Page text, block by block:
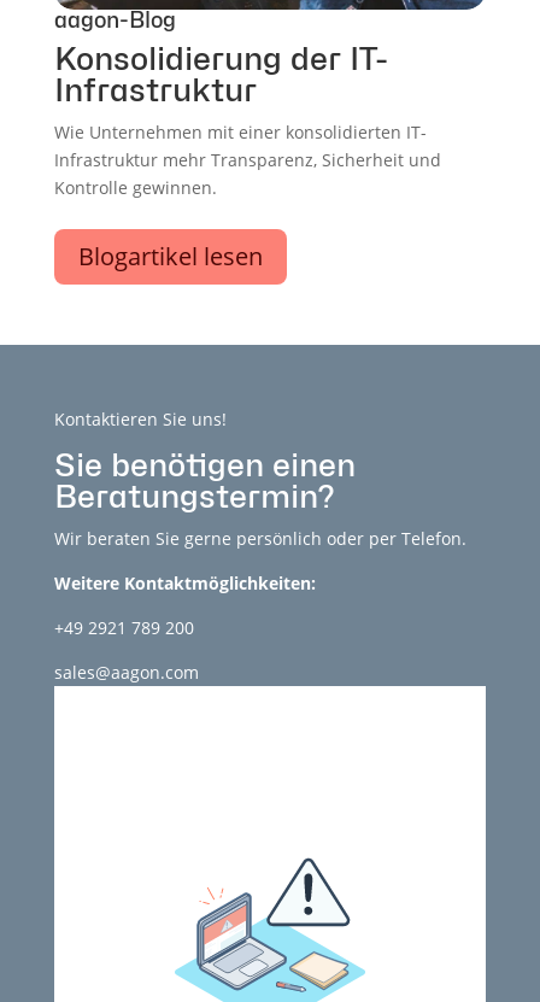
aagon-Blog
Konsolidierung der IT-
Infrastruktur
Wie Unternehmen mit einer konsolidierten IT-
Infrastruktur mehr Transparenz, Sicherheit und
Kontrolle gewinnen.
Blogartikel lesen
Kontaktieren Sie uns!
Sie benötigen einen
Beratungstermin?
Wir beraten Sie gerne persönlich oder per Telefon.
Weitere Kontaktmöglichkeiten:
+49 2921 789 200
sales@aagon.com